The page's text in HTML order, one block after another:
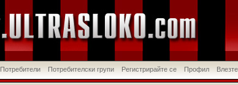
Потребители Потребителски групи Регистрирайте се Профил